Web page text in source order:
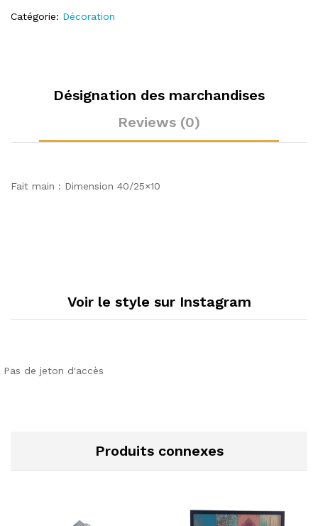
Catégorie: Décoration
Désignation des marchandises
Reviews (0)
Fait main : Dimension 40/25×10
Voir le style sur Instagram
Pas de jeton d'accès
Produits connexes